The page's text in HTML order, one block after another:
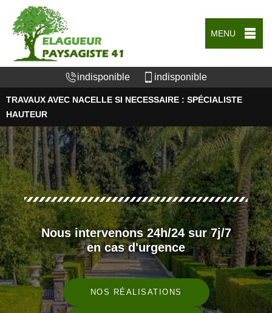
MENU
indisponible indisponible
TRAVAUX AVEC NACELLE SI NECESSAIRE : SPÉCIALISTE
HAUTEUR
Nous intervenons 24h/24 sur 7j/7
en cas d'urgence
NOS RÉALISATIONS